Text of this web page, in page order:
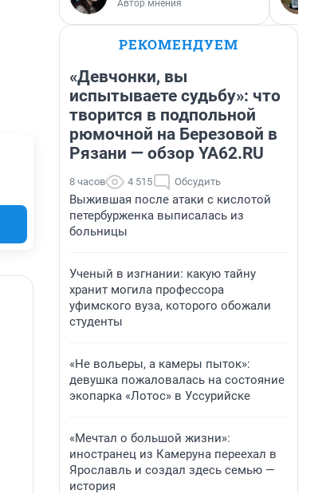
Автор мнения
РЕКОМЕНДУЕМ
«Девчонки, вы
испытываете судьбу»: что
творится в подпольной
рюмочной на Березовой в
Рязани — обзор YA62.RU
8 часов 4 515 Обсудить
Выжившая после атаки с кислотой
петербурженка выписалась из
больницы
Ученый в изгнании: какую тайну
хранит могила профессора
уфимского вуза, которого обожали
студенты
«Не вольеры, а камеры пыток»:
девушка пожаловалась на состояние
экопарка «Лотос» в Уссурийске
«Мечтал о большой жизни»:
иностранец из Камеруна переехал в
Ярославль и создал здесь семью —
история